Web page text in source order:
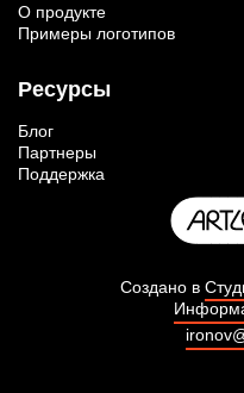
О продукте
Примеры логотипов
Ресурсы
Блог
Партнеры
Поддержка
Создано в